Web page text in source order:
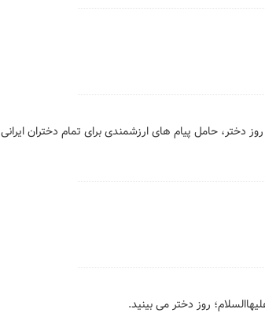
حامل پیام های ارزشمندی برای تمام دختران ایرانی
روز دختر می بینید.